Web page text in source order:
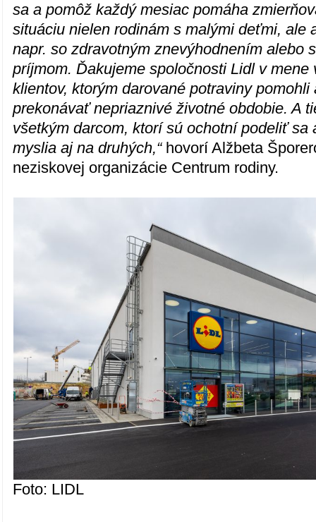
sa a pomôž každý mesiac pomáha
situáciu nielen rodinám s malými deťmi, ale
napr. so zdravotným znevýhodnením alebo
príjmom. Ďakujeme spoločnosti Lidl v mene
klientov, ktorým darované potraviny pomohli
prekonávať nepriaznivé životné obdobie. A
všetkým darcom, ktorí sú ochotní podeliť sa
myslia aj na druhých,“hovorí Alžbeta
neziskovej organizácie Centrum rodiny.
Foto: LIDL